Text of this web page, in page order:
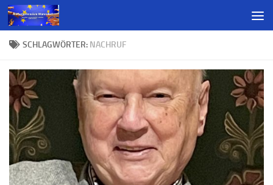
SCHLAGWÖRTER: NACHRUF